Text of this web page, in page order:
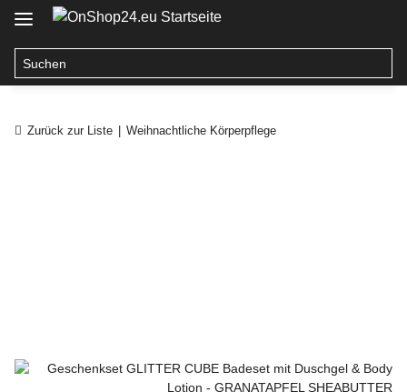
Zurück zur Liste Weihnachtliche Körperpflege